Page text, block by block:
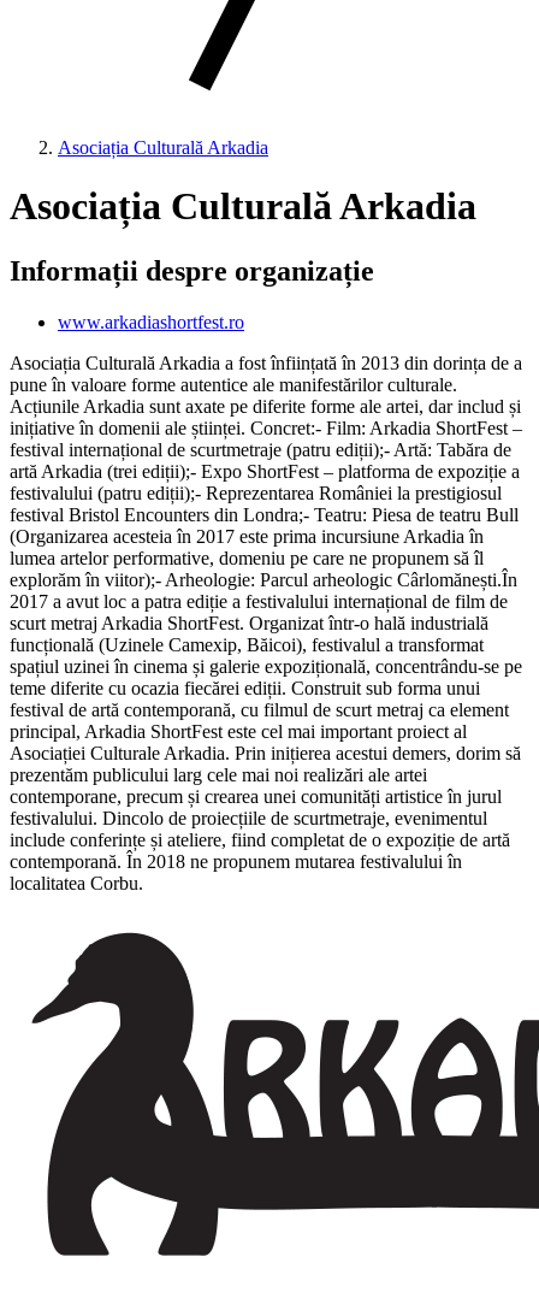
Asociația Culturală Arkadia
Asociația Culturală Arkadia
Informații despre organizație
www.arkadiashortfest.ro
Asociația Culturală Arkadia a fost înființată în 2013 din dorința de a
pune în valoare forme autentice ale manifestărilor culturale.
Acțiunile Arkadia sunt axate pe diferite forme ale artei, dar includ și
inițiative în domenii ale științei. Concret:- Film: Arkadia ShortFest –
festival internațional de scurtmetraje (patru ediții);- Artă: Tabăra de
artă Arkadia (trei ediții);- Expo ShortFest – platforma de expoziție a
festivalului (patru ediții);- Reprezentarea României la prestigiosul
festival Bristol Encounters din Londra;- Teatru: Piesa de teatru Bull
(Organizarea acesteia în 2017 este prima incursiune Arkadia în
lumea artelor performative, domeniu pe care ne propunem să îl
explorăm în viitor);- Arheologie: Parcul arheologic Cârlomănești.În
2017 a avut loc a patra ediție a festivalului internațional de film de
scurt metraj Arkadia ShortFest. Organizat într-o hală industrială
funcțională (Uzinele Camexip, Băicoi), festivalul a transformat
spațiul uzinei în cinema și galerie expozițională, concentrându-se pe
teme diferite cu ocazia fiecărei ediții. Construit sub forma unui
festival de artă contemporană, cu filmul de scurt metraj ca element
principal, Arkadia ShortFest este cel mai important proiect al
Asociației Culturale Arkadia. Prin inițierea acestui demers, dorim să
prezentăm publicului larg cele mai noi realizări ale artei
contemporane, precum și crearea unei comunități artistice în jurul
festivalului. Dincolo de proiecțiile de scurtmetraje, evenimentul
include conferințe și ateliere, fiind completat de o expoziție de artă
contemporană. În 2018 ne propunem mutarea festivalului în
localitatea Corbu.